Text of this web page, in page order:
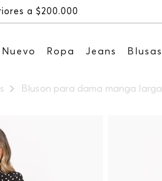
Nuevo Ropa Jeans Blusas
Bluson para dama manga larga